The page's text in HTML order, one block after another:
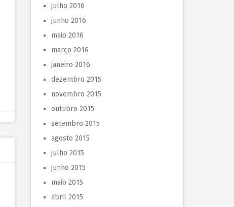
julho 2016
junho 2016
maio 2016
março 2016
janeiro 2016
dezembro 2015
novembro 2015
outubro 2015
setembro 2015
agosto 2015
julho 2015
junho 2015
maio 2015
abril 2015